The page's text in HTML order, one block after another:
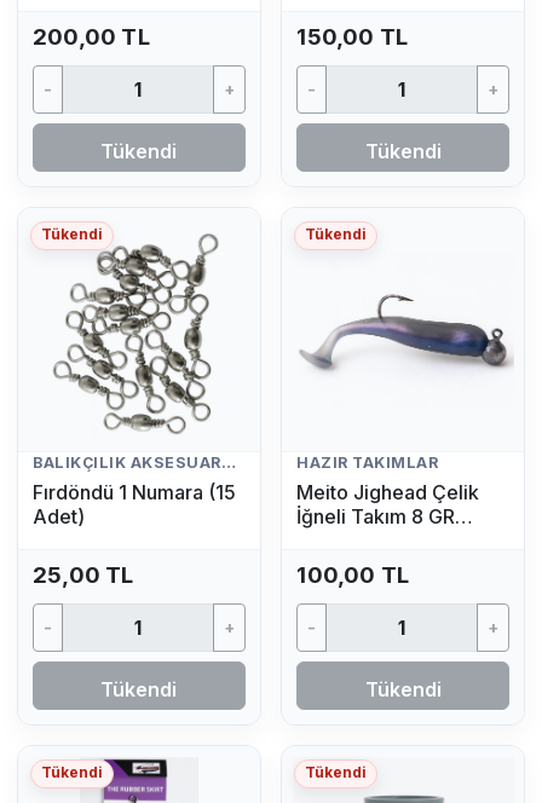
200,00 TL
- +
Tükendi
150,00 TL
- +
Tükendi
Tükendi
BALIKÇILIK AKSESUARLARI
Fırdöndü 1 Numara (15
Adet)
25,00 TL
- +
Tükendi
Tükendi
HAZIR TAKIMLAR
Meito Jighead Çelik
İğneli Takım 8 GR
100,00 TL
- +
Tükendi
Tükendi Tükendi